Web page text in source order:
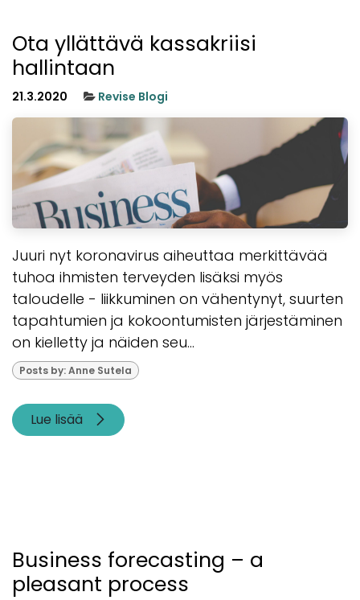
Ota yllättävä kassakriisi
hallintaan
21.3.2020 Revise Blogi
Juuri nyt koronavirus aiheuttaa merkittävää
tuhoa ihmisten terveyden lisäksi myös
taloudelle - liikkuminen on vähentynyt, suurten
tapahtumien ja kokoontumisten järjestäminen
on kielletty ja näiden seu...
Posts by: Anne Sutela
Lue lisää
Business forecasting – a
pleasant process